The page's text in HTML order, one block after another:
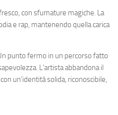
con sfumature magiche. La
e rap, mantenendo quella carica
punto fermo in un percorso fatto
L’artista abbandona il
un’identità solida, riconoscibile,